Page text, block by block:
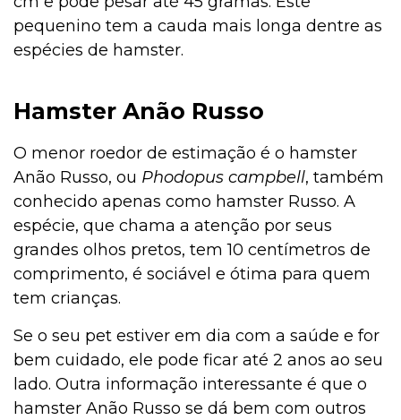
pequenino tem a cauda mais longa dentre as
espécies de hamster.
Hamster Anão Russo
O menor roedor de estimação é o hamster
Anão Russo, ou Phodopus campbell, também
conhecido apenas como hamster Russo. A
espécie, que chama a atenção por seus
grandes olhos pretos, tem 10 centímetros de
comprimento, é sociável e ótima para quem
tem crianças.
Se o seu pet estiver em dia com a saúde e for
bem cuidado, ele pode ficar até 2 anos ao seu
lado. Outra informação interessante é que o
hamster Anão Russo se dá bem com outros